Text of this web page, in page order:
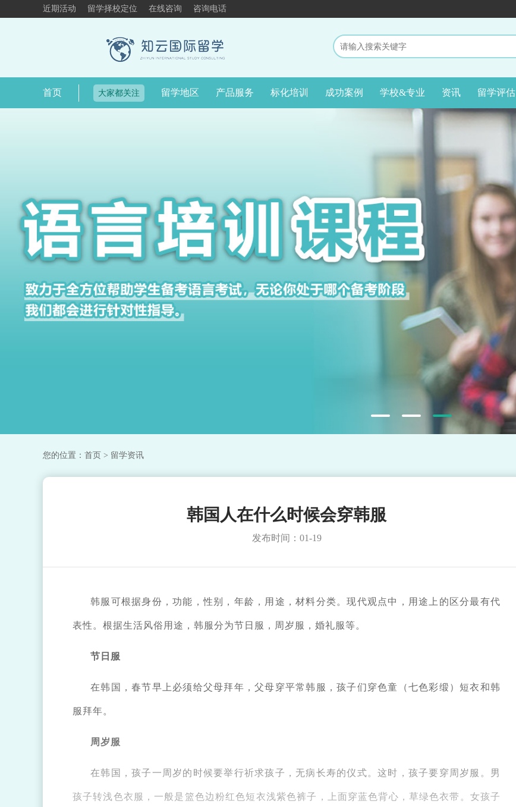
近期活动 留学择校定位 在线咨询 咨询电话
首页 大家都关注 留学地区 产品服务 标化培训 成功案例 学校&专业 资讯 留学评估
您的位置： 首页 > 留学资讯
韩国人在什么时候会穿韩服
发布时间：01-19
韩服可根据身份，功能，性别，年龄，用途，材料分类。现代观点中，用途上的区分最有代
表性。根据生活风俗用途，韩服分为节日服，周岁服，婚礼服等。
节日服
在韩国，春节早上必须给父母拜年，父母穿平常韩服，孩子们穿色童（七色彩缎）短衣和韩
服拜年。
周岁服
在韩国，孩子一周岁的时候要举行祈求孩子，无病长寿的仪式。这时，孩子要穿周岁服。男
孩子转浅色衣服，一般是篮色边粉红色短衣浅紫色裤子，上面穿蓝色背心，草绿色衣带。女孩子